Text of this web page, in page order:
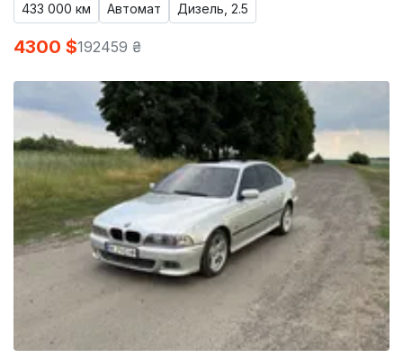
433 000 км Автомат Дизель, 2.5
4300 $192459 ₴